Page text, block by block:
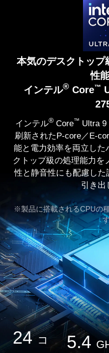
本気のデスクトップ
性
インテル®Core™
インテル®Core™ Ultra 9
刷新されたP-core／E-
能と電力効率を両立した
クトップ級の処理能力を
性と静音性にも配慮し
引き出
※製品に搭載されるCPUの
24コ
5.4